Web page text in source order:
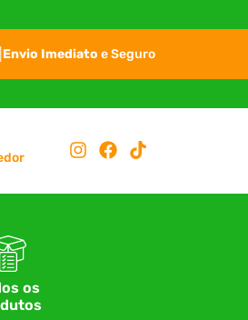
Envio Imediato e Seguro
os